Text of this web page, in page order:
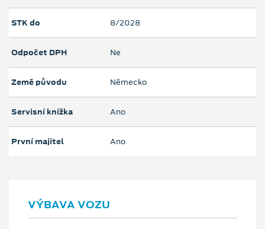
STK do 8/2028
Odpočet DPH Ne
Země původu Německo
Servisní knížka Ano
První majitel Ano
VÝBAVA VOZU